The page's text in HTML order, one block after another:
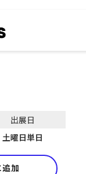
出展日
土曜日単日
加